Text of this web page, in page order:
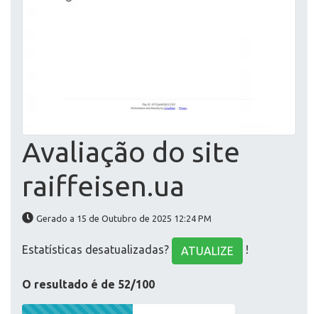
Avaliação do site
raiffeisen.ua
Gerado a 15 de Outubro de 2025 12:24 PM
Estatísticas desatualizadas? ATUALIZE !
O resultado é de 52/100